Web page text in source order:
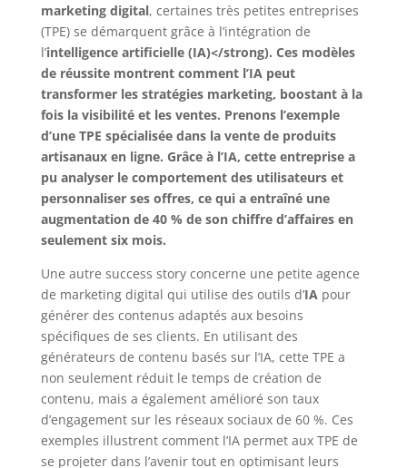
marketing digital, certaines très petites entreprises
(TPE) se démarquent grâce à l’intégration de
l’intelligence artificielle (IA)</strong). Ces modèles
de réussite montrent comment l’IA peut
transformer les stratégies marketing, boostant à la
fois la visibilité et les ventes. Prenons l’exemple
d’une TPE spécialisée dans la vente de produits
artisanaux en ligne. Grâce à l’IA, cette entreprise a
pu analyser le comportement des utilisateurs et
personnaliser ses offres, ce qui a entraîné une
augmentation de 40 % de son chiffre d’affaires en
seulement six mois.
Une autre success story concerne une petite agence
de marketing digital qui utilise des outils d’IA pour
générer des contenus adaptés aux besoins
spécifiques de ses clients. En utilisant des
générateurs de contenu basés sur l’IA, cette TPE a
non seulement réduit le temps de création de
contenu, mais a également amélioré son taux
d’engagement sur les réseaux sociaux de 60 %. Ces
exemples illustrent comment l’IA permet aux TPE de
se projeter dans l’avenir tout en optimisant leurs